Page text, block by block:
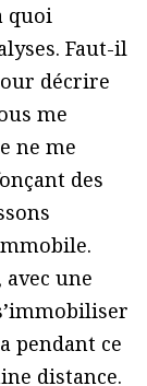
quoi
Faut-il
décrire
me
ne me
des
une
pendant ce
distance.